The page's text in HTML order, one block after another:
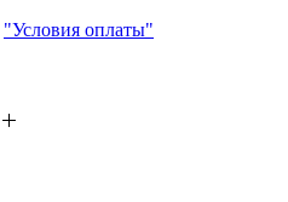
"Условия оплаты"